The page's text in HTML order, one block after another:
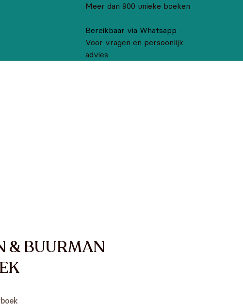
Meer dan 900 unieke boeken
Bereikbaar via Whatsapp
Voor vragen en persoonlijk
advies
& BUURMAN